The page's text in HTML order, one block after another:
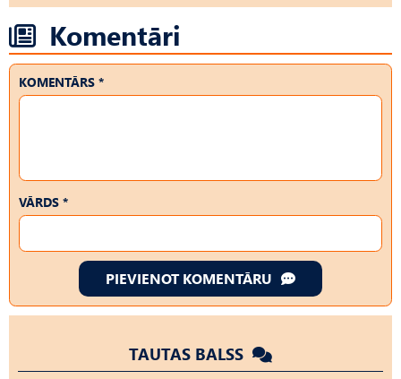
Komentāri
KOMENTĀRS *
VĀRDS *
PIEVIENOT KOMENTĀRU
TAUTAS BALSS